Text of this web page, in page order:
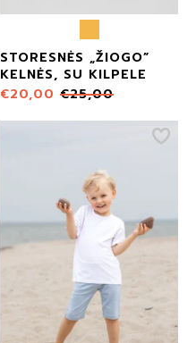
STORESNĖS „ŽIOGO”
KELNĖS, SU KILPELE
€20,00 €25,00